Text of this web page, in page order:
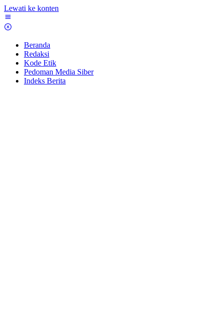
Lewati ke konten
Beranda
Redaksi
Kode Etik
Pedoman Media Siber
Indeks Berita